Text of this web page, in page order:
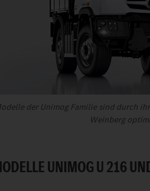
der Unimog Familie sind durch
Weinberg
UNIMOG U 216